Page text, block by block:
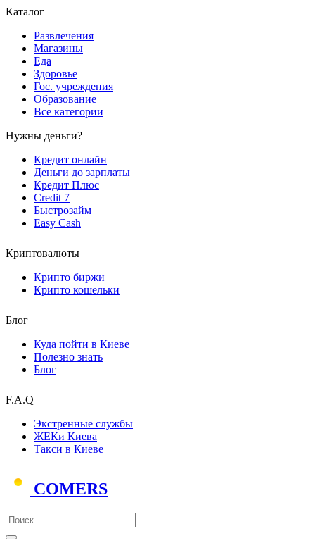
Каталог
Развлечения
Магазины
Еда
Здоровье
Гос. учреждения
Образование
Все категории
Нужны деньги?
Кредит онлайн
Деньги до зарплаты
Кредит Плюс
Credit 7
Быстрозайм
Easy Cash
Криптовалюты
Крипто биржи
Крипто кошельки
Блог
Куда пойти в Киеве
Полезно знать
Блог
F.A.Q
Экстренные службы
ЖЕКи Киева
Такси в Киеве
COMERS